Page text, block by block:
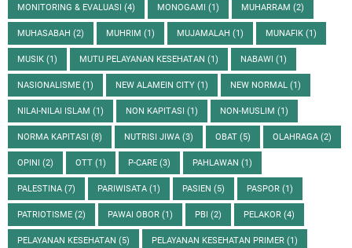
MONITORING & EVALUASI (4) MONOGAMI (1) MUHARRAM (2)
MUHASABAH (2) MUHRIM (1) MUJAMALAH (1) MUNAFIK (1)
MUSIK (1) MUTU PELAYANAN KESEHATAN (1) NABAWI (1)
NASIONALISME (1) NEW ALAMEIN CITY (1) NEW NORMAL (1)
NILAI-NILAI ISLAM (1) NON KAPITASI (1) NON-MUSLIM (1)
NORMA KAPITASI (8) NUTRISI JIWA (3) OBAT (5) OLAHRAGA (2)
OPINI (2) OTT (1) P-CARE (3) PAHLAWAN (1)
PALESTINA (7) PARIWISATA (1) PASIEN (5) PASPOR (1)
PATRIOTISME (2) PAWAI OBOR (1) PBI (2) PELAKOR (4)
PELAYANAN KESEHATAN (5) PELAYANAN KESEHATAN PRIMER (1)